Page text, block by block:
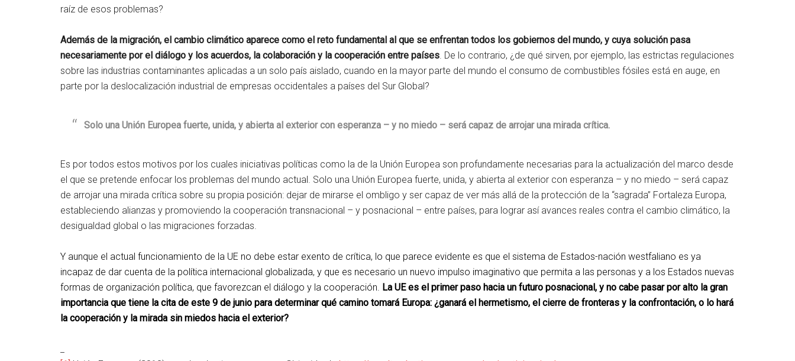
raíz de esos problemas?
Además de la migración, el cambio climático aparece como el reto fundamental al que se enfrentan todos los gobiernos del mundo, y cuya solución pasa
necesariamente por el diálogo y los acuerdos, la colaboración y la cooperación entre países. De lo contrario, ¿de qué sirven, por ejemplo, las estrictas regulaciones
sobre las industrias contaminantes aplicadas a un solo país aislado, cuando en la mayor parte del mundo el consumo de combustibles fósiles está en auge, en
parte por la deslocalización industrial de empresas occidentales a países del Sur Global?
Solo una Unión Europea fuerte, unida, y abierta al exterior con esperanza – y no miedo – será capaz de arrojar una mirada crítica.
Es por todos estos motivos por los cuales iniciativas políticas como la de la Unión Europea son profundamente necesarias para la actualización del marco desde
el que se pretende enfocar los problemas del mundo actual. Solo una Unión Europea fuerte, unida, y abierta al exterior con esperanza – y no miedo – será capaz
de arrojar una mirada crítica sobre su propia posición: dejar de mirarse el ombligo y ser capaz de ver más allá de la protección de la “sagrada” Fortaleza Europa,
estableciendo alianzas y promoviendo la cooperación transnacional – y posnacional – entre países, para lograr así avances reales contra el cambio climático, la
desigualdad global o las migraciones forzadas.
Y aunque el actual funcionamiento de la UE no debe estar exento de crítica, lo que parece evidente es que el sistema de Estados-nación westfaliano es ya
incapaz de dar cuenta de la política internacional globalizada, y que es necesario un nuevo impulso imaginativo que permita a las personas y a los Estados nuevas
formas de organización política, que favorezcan el diálogo y la cooperación. La UE es el primer paso hacia un futuro posnacional, y no cabe pasar por alto la gran
importancia que tiene la cita de este 9 de junio para determinar qué camino tomará Europa: ¿ganará el hermetismo, el cierre de fronteras y la confrontación, o lo hará
la cooperación y la mirada sin miedos hacia el exterior?